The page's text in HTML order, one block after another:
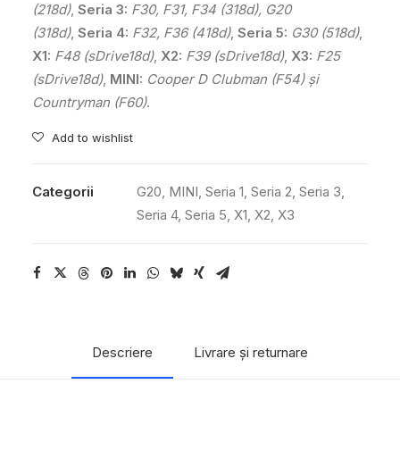
(218d), Seria 3: F30, F31, F34 (318d), G20
(318d), Seria 4: F32, F36 (418d), Seria 5: G30 (518d),
X1: F48 (sDrive18d), X2: F39 (sDrive18d), X3: F25
(sDrive18d), MINI: Cooper D Clubman (F54) și
Countryman (F60).
Add to wishlist
Categorii G20, MINI, Seria 1, Seria 2, Seria 3,
Seria 4, Seria 5, X1, X2, X3
Descriere Livrare și returnare